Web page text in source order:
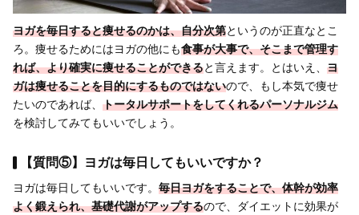
ヨガを毎日すると痩せるのかは、自分次第というのが正直なとこ
ろ。痩せるためにはヨガの他にも食事が大事で、そこまで管理す
れば、より確実に痩せることができると言えます。とはいえ、 ヨ
ガは痩せることを目的にするものではないので、もし本気で痩せ
たいのであれば、 トータルサポートをしてくれるパーソナルジム
を検討してみてもいいでしょう。
【質問⑤】ヨガは毎日してもいいですか？
ヨガは毎日してもいいです。 毎日ヨガをすることで、体幹が効率
よく鍛えられ、基礎代謝がアップするので、ダイエットに効果が